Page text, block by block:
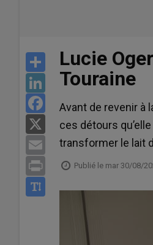
Share
LinkedIn
Facebook
Email
Print
Lucie
Touraine
Avant de revenir à
ces détours
transformer le lait
Publié le mar 30/08/